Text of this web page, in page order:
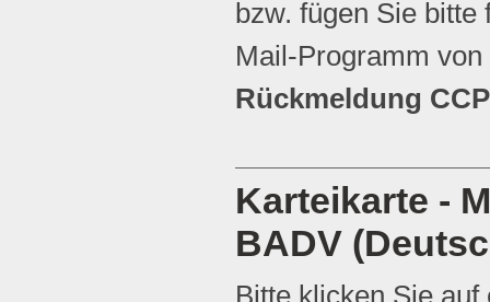
bzw. fügen Sie
Mail-Programm
Rückmeldung
Karteikarte -
BADV
Bitte klicken Sie